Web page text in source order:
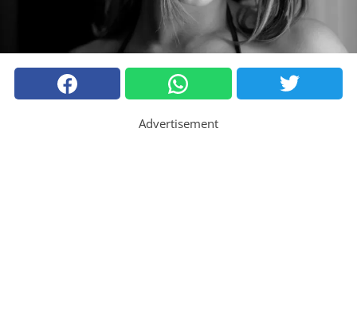
Advertisement